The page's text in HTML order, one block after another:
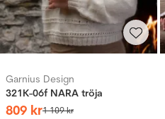
Garnius Design
321K-06f NARA tröja
809 kr1 109kr